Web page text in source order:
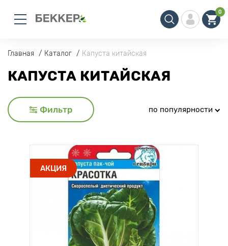
0
Главная Каталог Капуста китайская
КАПУСТА КИТАЙСКАЯ
Фильтр по популярности
АКЦИЯ